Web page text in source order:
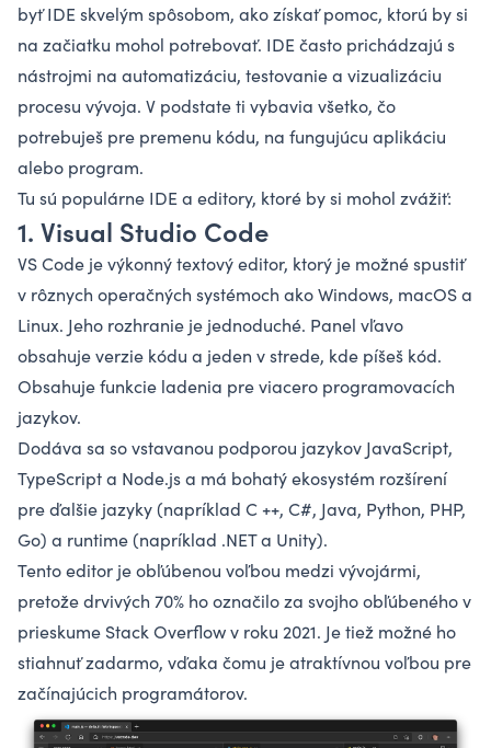
byť IDE skvelým spôsobom, ako získať pomoc, ktorú by si
na začiatku mohol potrebovať. IDE často prichádzajú s
nástrojmi na automatizáciu, testovanie a vizualizáciu
procesu vývoja. V podstate ti vybavia všetko, čo
potrebuješ pre premenu kódu, na fungujúcu aplikáciu
alebo program.
Tu sú populárne IDE a editory, ktoré by si mohol zvážiť:
1. Visual Studio Code
VS Code je výkonný textový editor, ktorý je možné spustiť
v rôznych operačných systémoch ako Windows, macOS a
Linux. Jeho rozhranie je jednoduché. Panel vľavo
obsahuje verzie kódu a jeden v strede, kde píšeš kód.
Obsahuje funkcie ladenia pre viacero programovacích
jazykov.
Dodáva sa so vstavanou podporou jazykov JavaScript,
TypeScripta Node.js a má bohatý ekosystém rozšírení
pre ďalšie jazyky (napríklad C ++, C#, Java, Python, PHP,
Go) a runtime (napríklad .NET a Unity).
Tento editor je obľúbenou voľbou medzi vývojármi,
pretože drvivých 70% ho označilo za svojho obľúbeného v
prieskume Stack Overflow v roku 2021. Je tiež možné ho
stiahnuť zadarmo, vďaka čomu je atraktívnou voľbou pre
začínajúcich programátorov.